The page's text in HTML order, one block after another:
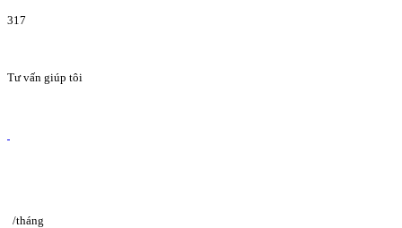
317
Tư vấn giúp tôi
/tháng